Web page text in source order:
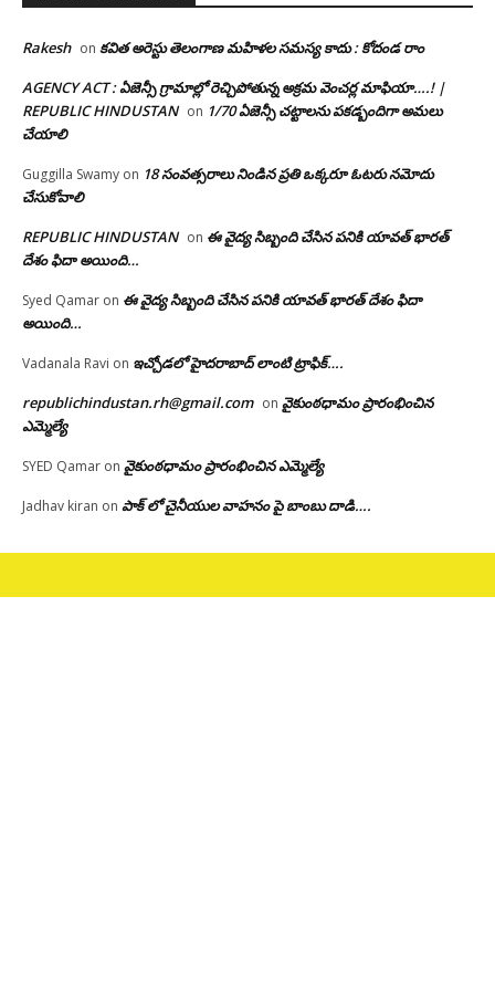
Rakesh on కవిత అరెస్టు తెలంగాణ మహిళల సమస్య కాదు : కోదండ రాం
AGENCY ACT : ఏజెన్సీ గ్రామాల్లో రెచ్చిపోతున్న అక్రమ వెంచర్ల మాఫియా….! |
REPUBLIC HINDUSTAN on 1/70 ఏజెన్సీ చట్టాలను పకడ్బందిగా అమలు
చేయాలి
Guggilla Swamy on 18 సంవత్సరాలు నిండిన ప్రతి ఒక్కరూ ఓటరు నమోదు
చేసుకోవాలి
REPUBLIC HINDUSTAN on ఈ వైద్య సిబ్బంది చేసిన పనికి యావత్ భారత్
దేశం ఫిదా అయింది…
Syed Qamar on ఈ వైద్య సిబ్బంది చేసిన పనికి యావత్ భారత్ దేశం ఫిదా
అయింది…
Vadanala Ravi on ఇచ్చోడలో హైదరాబాద్ లాంటి ట్రాఫిక్….
republichindustan.rh@gmail.com on వైకుంఠధామం ప్రారంభించిన
ఎమ్మెల్యే
SYED Qamar on వైకుంఠధామం ప్రారంభించిన ఎమ్మెల్యే
Jadhav kiran on పాక్ లో చైనీయుల వాహనం పై బాంబు దాడి….